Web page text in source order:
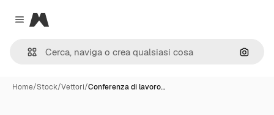
Close menu
Magnific
Cerca
Home/Stock/Vettori/Conferenza di lavoro…